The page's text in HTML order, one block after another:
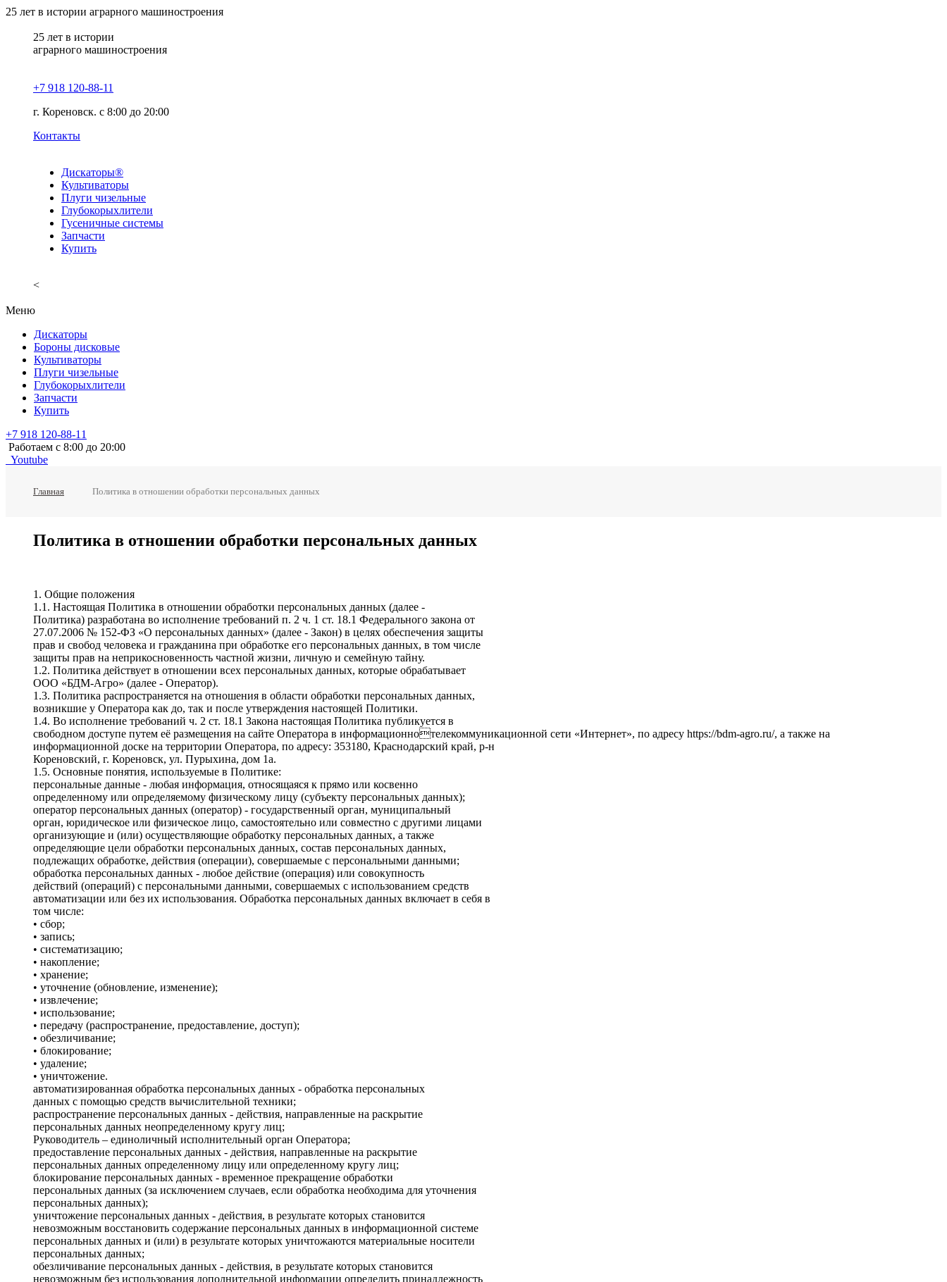
25 лет в истории аграрного машиностроения
25 лет в истории
аграрного машиностроения
+7 918 120-88-11
г. Кореновск. c 8:00 до 20:00
Контакты
Дискаторы®
Культиваторы
Плуги чизельные
Глубокорыхлители
Гусеничные системы
Запчасти
Купить
<
Меню
Дискаторы
Бороны дисковые
Культиваторы
Плуги чизельные
Глубокорыхлители
Запчасти
Купить
+7 918 120-88-11
Работаем c 8:00 до 20:00
Youtube
Главная Политика в отношении обработки персональных данных
Политика в отношении обработки персональных данных
1. Общие положения
1.1. Настоящая Политика в отношении обработки персональных данных (далее -
Политика) разработана во исполнение требований п. 2 ч. 1 ст. 18.1 Федерального закона от
27.07.2006 № 152-ФЗ «О персональных данных» (далее - Закон) в целях обеспечения защиты
прав и свобод человека и гражданина при обработке его персональных данных, в том числе
защиты прав на неприкосновенность частной жизни, личную и семейную тайну.
1.2. Политика действует в отношении всех персональных данных, которые обрабатывает
ООО «БДМ-Агро» (далее - Оператор).
1.3. Политика распространяется на отношения в области обработки персональных данных,
возникшие у Оператора как до, так и после утверждения настоящей Политики.
1.4. Во исполнение требований ч. 2 ст. 18.1 Закона настоящая Политика публикуется в
свободном доступе путем её размещения на сайте Оператора в информационнотелекоммуникационной сети «Интернет», по адресу https://bdm-agro.ru/, а также на
информационной доске на территории Оператора, по адресу: 353180, Краснодарский край, р-н
Кореновский, г. Кореновск, ул. Пурыхина, дом 1а.
1.5. Основные понятия, используемые в Политике:
персональные данные - любая информация, относящаяся к прямо или косвенно
определенному или определяемому физическому лицу (субъекту персональных данных);
оператор персональных данных (оператор) - государственный орган, муниципальный
орган, юридическое или физическое лицо, самостоятельно или совместно с другими лицами
организующие и (или) осуществляющие обработку персональных данных, а также
определяющие цели обработки персональных данных, состав персональных данных,
подлежащих обработке, действия (операции), совершаемые с персональными данными;
обработка персональных данных - любое действие (операция) или совокупность
действий (операций) с персональными данными, совершаемых с использованием средств
автоматизации или без их использования. Обработка персональных данных включает в себя в
том числе:
• сбор;
• запись;
• систематизацию;
• накопление;
• хранение;
• уточнение (обновление, изменение);
• извлечение;
• использование;
• передачу (распространение, предоставление, доступ);
• обезличивание;
• блокирование;
• удаление;
• уничтожение.
автоматизированная обработка персональных данных - обработка персональных
данных с помощью средств вычислительной техники;
распространение персональных данных - действия, направленные на раскрытие
персональных данных неопределенному кругу лиц;
Руководитель – единоличный исполнительный орган Оператора;
предоставление персональных данных - действия, направленные на раскрытие
персональных данных определенному лицу или определенному кругу лиц;
блокирование персональных данных - временное прекращение обработки
персональных данных (за исключением случаев, если обработка необходима для уточнения
персональных данных);
уничтожение персональных данных - действия, в результате которых становится
невозможным восстановить содержание персональных данных в информационной системе
персональных данных и (или) в результате которых уничтожаются материальные носители
персональных данных;
обезличивание персональных данных - действия, в результате которых становится
невозможным без использования дополнительной информации определить принадлежность